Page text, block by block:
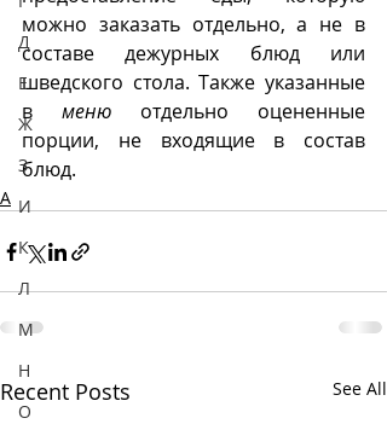
Д
Е
Ж
З
И
К
Л
М
Н
О
можно заказать отдельно, а не в
составе дежурных блюд или
шведского стола. Также указанные
в меню отдельно оцененные
порции, не входящие в состав
блюд.
А
Recent Posts See All